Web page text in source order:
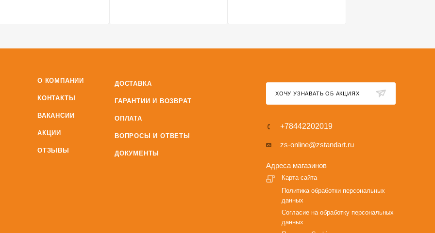
О КОМПАНИИ
КОНТАКТЫ
ВАКАНСИИ
АКЦИИ
ОТЗЫВЫ
ДОСТАВКА
ГАРАНТИИ И ВОЗВРАТ
ОПЛАТА
ВОПРОСЫ И ОТВЕТЫ
ДОКУМЕНТЫ
ХОЧУ УЗНАВАТЬ ОБ АКЦИЯХ
+78442202019
zs-online@zstandart.ru
Адреса магазинов
Карта сайта
Политика обработки персональных
данных
Согласие на обработку персональных
данных